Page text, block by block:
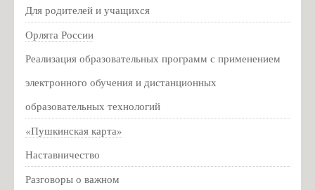
График организационных собраний с обучающимися и/или
родителями обучающихся
Список Первоклассников 2021-2022
Расписание звонков на 2021-2022 уч.год
Информация для родителей о приеме в первый класс на
2025-2026 учебный год
Информация для родителей о приеме в 10 класс на 2025-
Для родителей и учащихся
Орлята России
Реализация образовательных программ с применением
электронного обучения и дистанционных
образовательных технологий
«Пушкинская карта»
Наставничество
Разговоры о важном